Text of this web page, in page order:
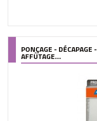
PONÇAGE - DÉCAPAGE -
AFFÛTAGE...